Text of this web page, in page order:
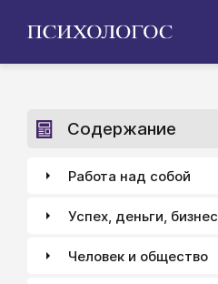
Содержание
Работа над собой
Успех, деньги, бизнес
Человек и общество